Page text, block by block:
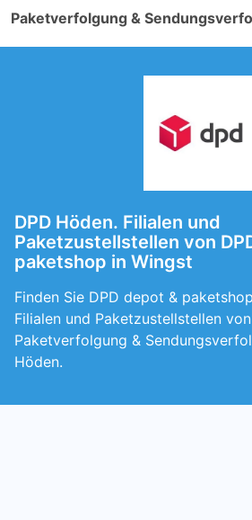
Paketverfolgung &
DPD Höden. Filialen und
Paketzustellstellen von
paketshop in Wingst
Finden Sie DPD depot &
Filialen und Paketzustellstellen
Paketverfolgung &
Höden.